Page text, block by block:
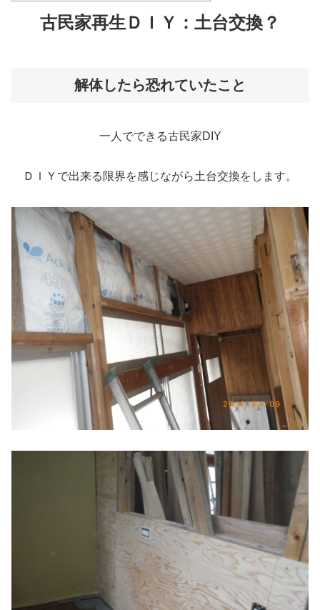
古民家再生ＤＩＹ：土台交換？
解体したら恐れていたこと
一人でできる古民家DIY
ＤＩＹで出来る限界を感じながら土台交換をします。